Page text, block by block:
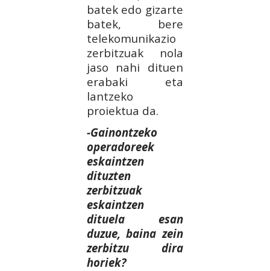
batek edo gizarte
batek, bere
telekomunikazio
zerbitzuak nola
jaso nahi dituen
erabaki eta
lantzeko
proiektua da.
-Gainontzeko
operadoreek
eskaintzen
dituzten
zerbitzuak
eskaintzen
dituela esan
duzue, baina zein
zerbitzu dira
horiek?